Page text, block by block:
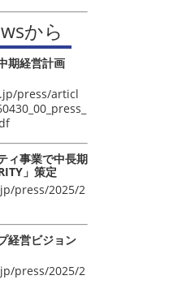
から
期経営計画
press/articl
事業で中長期
」策定
press/2025/2
経営ビジョン
press/2025/2